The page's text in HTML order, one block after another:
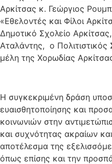
Αρκίτσας κ. Γεώργιος
«Εθελοντές και Φίλοι
Δημοτικό Σχολείο
Αταλάντης, ο
μέλη της Χορωδίας
Η συγκεκριμένη δράση
ευαισθητοποίησης και
κοινωνιών στην
και συχνότητας ακραίων
αποτέλεσμα της
όπως επίσης και την